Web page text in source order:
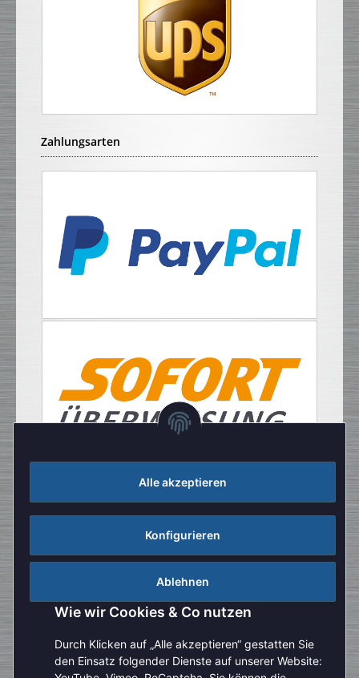
Alle akzeptieren
Konfigurieren
Ablehnen
Wie wir Cookies & Co nutzen
Durch Klicken auf „Alle akzeptieren“ gestatten Sie
den Einsatz folgender Dienste auf unserer Website:
Zahlungsarten